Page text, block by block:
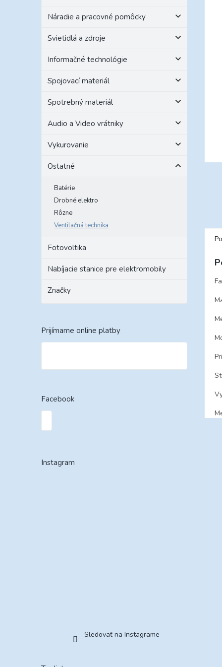
Náradie a pracovné pomôcky
Svietidlá a zdroje
Informačné technológie
Spojovací materiál
Spotrebný materiál
Audio a Video vrátniky
Vykurovanie
Ostatné
Batérie
Drobné elektro
Rôzne
Ventilačná technika
Fotovoltika
Nabíjacie stanice pre elektromobily
Značky
Prijímame online platby
Facebook
Instagram
Sledovať na Instagrame